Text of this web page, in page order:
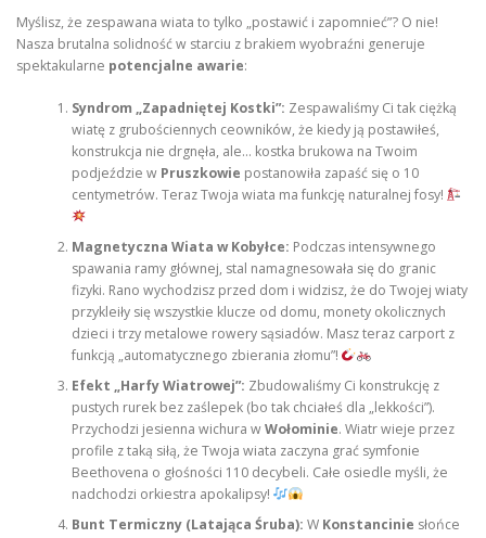
Myślisz, że zespawana wiata to tylko „postawić i zapomnieć”? O nie!
Nasza brutalna solidność w starciu z brakiem wyobraźni generuje
spektakularne potencjalne awarie:
Syndrom „Zapadniętej Kostki”: Zespawaliśmy Ci tak ciężką
wiatę z grubościennych ceowników, że kiedy ją postawiłeś,
konstrukcja nie drgnęła, ale… kostka brukowa na Twoim
podjeździe w Pruszkowie postanowiła zapaść się o 10
centymetrów. Teraz Twoja wiata ma funkcję naturalnej fosy!
Magnetyczna Wiata w Kobyłce: Podczas intensywnego
spawania ramy głównej, stal namagnesowała się do granic
fizyki. Rano wychodzisz przed dom i widzisz, że do Twojej wiaty
przykleiły się wszystkie klucze od domu, monety okolicznych
dzieci i trzy metalowe rowery sąsiadów. Masz teraz carport z
funkcją „automatycznego zbierania złomu”!
Efekt „Harfy Wiatrowej”: Zbudowaliśmy Ci konstrukcję z
pustych rurek bez zaślepek (bo tak chciałeś dla „lekkości”).
Przychodzi jesienna wichura wWołominie. Wiatr wieje przez
profile z taką siłą, że Twoja wiata zaczyna grać symfonie
Beethovena o głośności 110 decybeli. Całe osiedle myśli, że
nadchodzi orkiestra apokalipsy!
Bunt Termiczny (Latająca Śruba): W Konstancinie słońce